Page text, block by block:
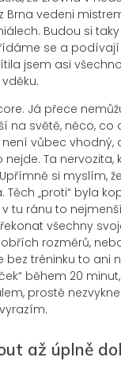
Brna vedeni
Budou si
se a podívají
jsem asi
Já přece
na světě, něco, co
vůbec
Ta nervozita,
si myslím,
„proti“ byla
tu ránu to
všechny
rozměrů,
bez tréninku to ani
během 20
prostě
až úplně